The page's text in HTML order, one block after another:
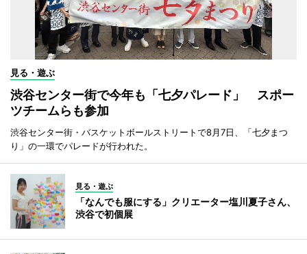
見る・遊ぶ
渋谷センター街で今年も「七夕パレード」 スポー
ツチームらも参加
渋谷センター街・バスケットボールストリートで8月7日、「七夕まつ
り」の一環でパレードが行われた。
見る・遊ぶ
「なんでも服にする」クリエーター塩川夏子さん、
渋谷で初個展